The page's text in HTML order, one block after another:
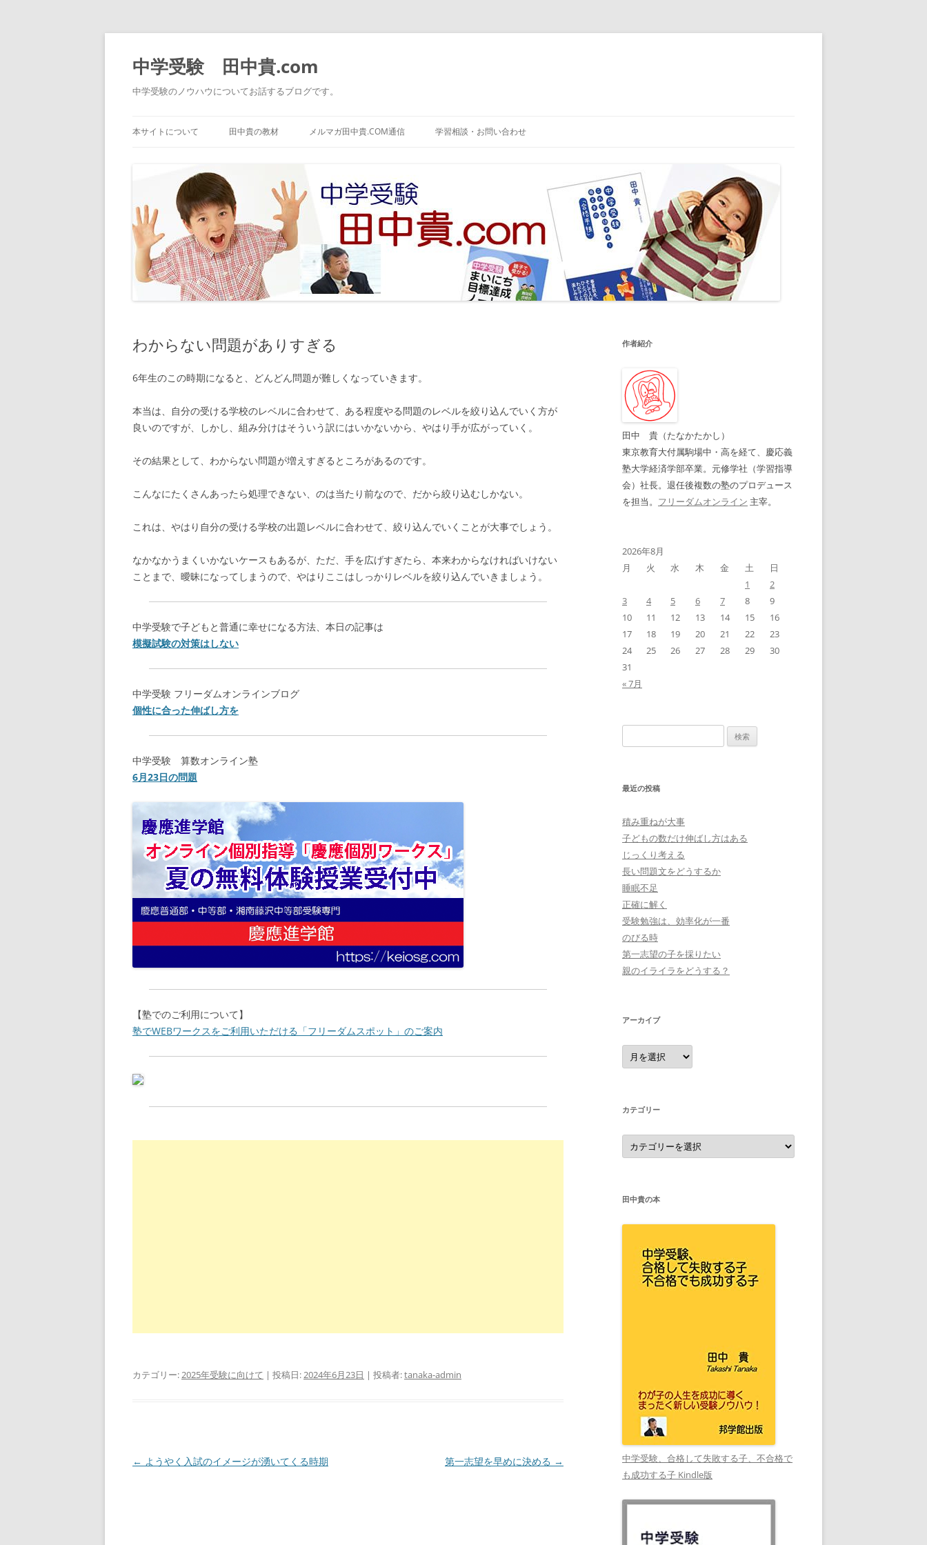
中学受験 田中貴.com
中学受験のノウハウについてお話するブログです。
ン
テ
本サイトについて 田中貴の教材 メルマガ田中貴.COM通信 学習相談・お問い合わせ
わからない問題がありすぎる
6年生のこの時期になると、どんどん問題が難しくなっていきます。
本当は、自分の受ける学校のレベルに合わせて、ある程度やる問題のレベルを絞り込んでいく方が
良いのですが、しかし、組み分けはそういう訳にはいかないから、やはり手が広がっていく。
その結果として、わからない問題が増えすぎるところがあるのです。
こんなにたくさんあったら処理できない、のは当たり前なので、だから絞り込むしかない。
これは、やはり自分の受ける学校の出題レベルに合わせて、絞り込んでいくことが大事でしょう。
なかなかうまくいかないケースもあるが、ただ、手を広げすぎたら、本来わからなければいけない
ことまで、曖昧になってしまうので、やはりここはしっかりレベルを絞り込んでいきましょう。
中学受験で子どもと普通に幸せになる方法、本日の記事は
模擬試験の対策はしない
中学受験 フリーダムオンラインブログ
個性に合った伸ばし方を
中学受験 算数オンライン塾
6月23日の問題
【塾でのご利用について】
塾でWEBワークスをご利用いただける「フリーダムスポット」のご案内
カテゴリー:2025年受験に向けて | 投稿日:2024年6月23日 | 投稿者:tanaka-admin
投
← ようやく入試のイメージが湧いてくる時期 第一志望を早めに決める →
作者紹介
田中 貴（たなかたかし）
東京教育大付属駒場中・高を経て、慶応義
塾大学経済学部卒業。元修学社（学習指導
会）社長。退任後複数の塾のプロデュース
を担当。 フリーダムオンライン 主宰。
2026年8月
月
火 水 木 金 土
日
1
2
3
4 5 6 7 8
9
10
11 12 13 14 15
16
17
18 19 20 21 22
23
24
25 26 27 28 29
30
31
« 7月
索:
最近の投稿
積み重ねが大事
子どもの数だけ伸ばし方はある
じっくり考える
長い問題文をどうするか
睡眠不足
正確に解く
受験勉強は、効率化が一番
のびる時
第一志望の子を採りたい
親のイライラをどうする？
アーカイブ
ア
ー
カ
カテゴリー
カ
テ
ゴ
田中貴の本
中学受験、合格して失敗する子、不合格で
も成功する子 Kindle版